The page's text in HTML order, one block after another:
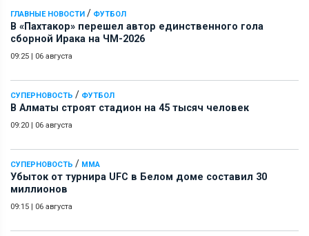
ГЛАВНЫЕ НОВОСТИ / ФУТБОЛ
В «Пахтакор» перешел автор единственного гола
сборной Ирака на ЧМ-2026
09:25 | 06 августа
СУПЕРНОВОСТЬ / ФУТБОЛ
В Алматы строят стадион на 45 тысяч человек
09:20 | 06 августа
СУПЕРНОВОСТЬ / ММА
Убыток от турнира UFC в Белом доме составил 30
миллионов
09:15 | 06 августа